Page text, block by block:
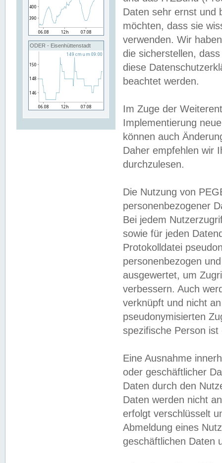
ODER - Eisenhüttenstadt
Daten sehr ernst und
möchten, dass sie
verwenden. Wir
die sicherstellen,
diese
beachtet werden.
Im Zuge der
Implementierung
können auch
Daher empfehlen wir
durchzulesen.
Die Nutzung von
personenbezogener
Bei jedem
sowie für jeden
Protokolldatei
personenbezogen
ausgewertet, um
verbessern. Auch
verknüpft und nicht
pseudonymisierten
spezifische Person
Eine Ausnahme
oder geschäftlicher
Daten durch den
Daten werden nicht
erfolgt verschlüsselt
Abmeldung eines
geschäftlichen Daten